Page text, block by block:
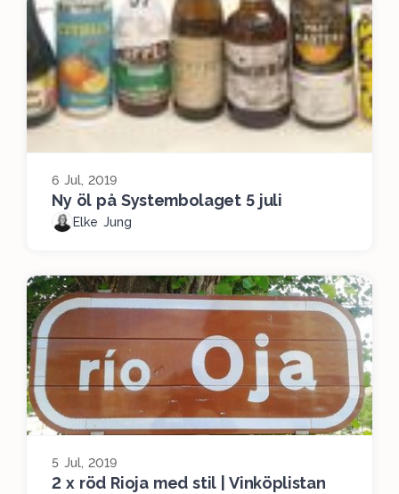
6 Jul, 2019
Ny öl på Systembolaget 5 juli
Elke Jung
5 Jul, 2019
2 x röd Rioja med stil | Vinköplistan